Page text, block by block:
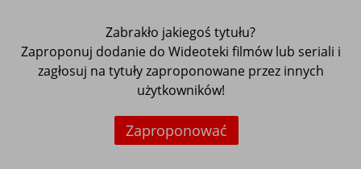
Zabrakło jakiegoś tytułu?
Zaproponuj dodanie do Wideoteki filmów lub seriali i
zagłosuj na tytuły zaproponowane przez innych
użytkowników!
Zaproponować